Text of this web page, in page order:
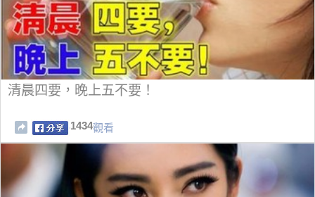
清晨四要，晚上五不要！
1434觀看